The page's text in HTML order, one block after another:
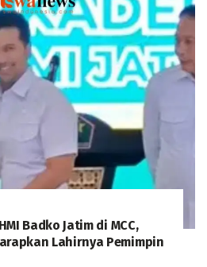
Badko Jatim di MCC,
Lahirnya Pemimpin